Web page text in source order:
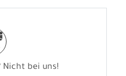
Nicht bei uns!